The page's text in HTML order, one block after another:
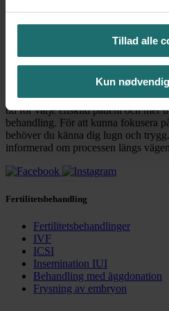
Tillad alle
Kun
Tryck på enter för att se resultat
Vi har en vision om en mer
tid för varje enskild patient och mer
behandling. För att kunna fokusera
behöver du känna dig lugn och
informerad om processen längs
Fertilitetsbehandling
Fertilitetsbehandlinger
IVF
ICSI
Insemination IUI
Behandling med äggdonation
Frysning av embryon